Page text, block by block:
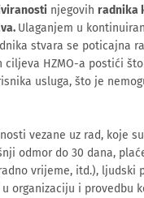
njegovih radnika
Ulaganjem u
stvara se poticajna
ciljeva HZMO-a postići
usluga, što je
vezane uz rad, koje
odmor do 30 dana,
vrijeme, itd.), ljudski
organizaciju i provedbu